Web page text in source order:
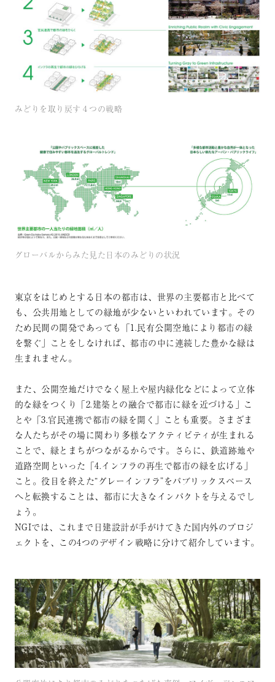
みどりを取り戻す４つの戦略
グローバルからみた見た日本のみどりの状況
東京をはじめとする日本の都市は、世界の主要都市と比べて
も、公共用地としての緑地が少ないといわれています。その
ため民間の開発であっても「1.民有公開空地により都市の緑
を繋ぐ」ことをしなければ、都市の中に連続した豊かな緑は
生まれません。
また、公開空地だけでなく屋上や屋内緑化などによって立体
的な緑をつくり「2.建築との融合で都市に緑を近づける」こ
とや「3.官民連携で都市の緑を開く」ことも重要。さまざま
な人たちがその場に関わり多様なアクティビティが生まれる
ことで、緑とまちがつながるからです。さらに、鉄道跡地や
道路空間といった「4.インフラの再生で都市の緑を広げる」
こと。役目を終えた“グレーインフラ”をパブリックスペース
へと転換することは、都市に大きなインパクトを与えるでし
ょう。
NGIでは、これまで日建設計が手がけてきた国内外のプロジ
ェクトを、この4つのデザイン戦略に分けて紹介しています。